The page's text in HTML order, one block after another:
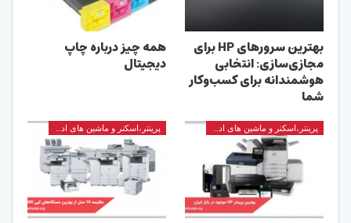
بهترین سرورهای HP برای
مجازی‌سازی: انتخابی
هوشمندانه برای کسب‌وکار
شما
همه چیز درباره چاپ
دیجیتال
پرینتر،اسکنر و ماشین های اداری پرینتر،اسکنر و ماشین های اداری